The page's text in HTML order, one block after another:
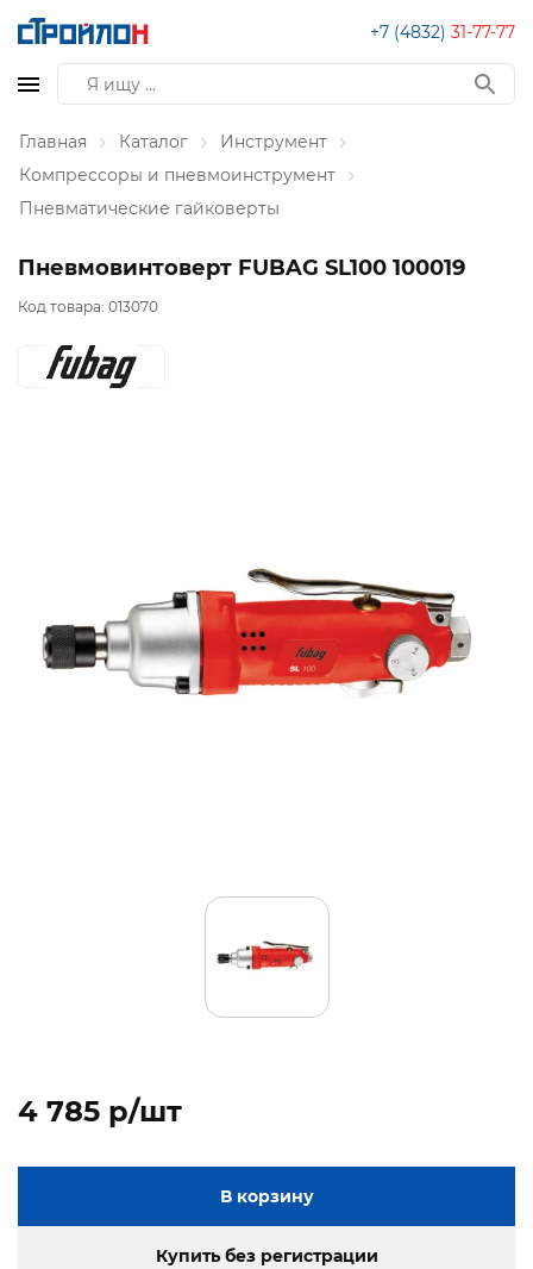
+7 (4832) 31-77-77
Главная Каталог
Инструмент
Компрессоры и пневмоинструмент
Пневматические гайковерты
Пневмовинтоверт FUBAG SL100 100019
Код товара: 013070
4 785 p/шт
В корзину
Купить без регистрации